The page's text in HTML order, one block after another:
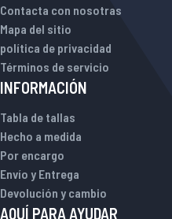
Contacta con nosotras
Mapa del sitio
política de privacidad
Términos de servicio
INFORMACIÓN
Tabla de tallas
Hecho a medida
Por encargo
Envío y Entrega
Devolución y cambio
AQUÍ PARA AYUDAR